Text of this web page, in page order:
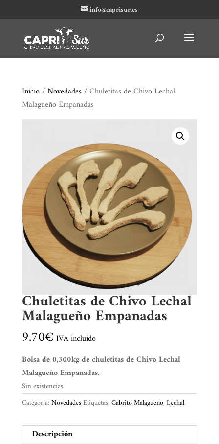
info@caprisur.es
Inicio/Novedades / Chuletitas de Chivo Lechal
Malagueño Empanadas
Chuletitas de Chivo Lechal
Malagueño Empanadas
9.70€ IVA incluido
Bolsa de 0,300kg de chuletitas de Chivo Lechal
Malagueño Empanadas.
Sin existencias
Categoría:Novedades Etiquetas:Cabrito Malagueño, Lechal
Descripción